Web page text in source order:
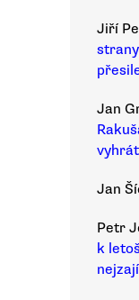
Jiří
Jan
Jan
Petr
k